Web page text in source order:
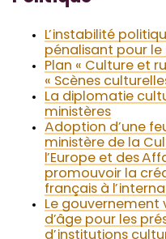
L’instabilité
pénalisant pour
Plan « Culture et
« Scènes
La diplomatie
ministères
Adoption d’une
ministère de la
l’Europe et des
promouvoir la
français à
Le gouvernement
d’âge pour les
d’institutions